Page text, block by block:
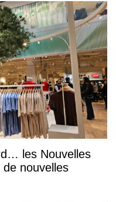
les Nouvelles
nouvelles